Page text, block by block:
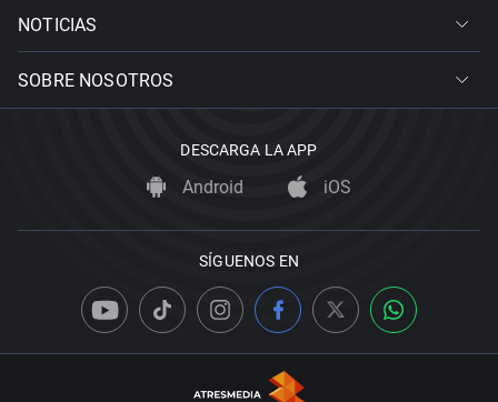
NOTICIAS
SOBRE NOSOTROS
DESCARGA LA APP
Android iOS
SÍGUENOS EN